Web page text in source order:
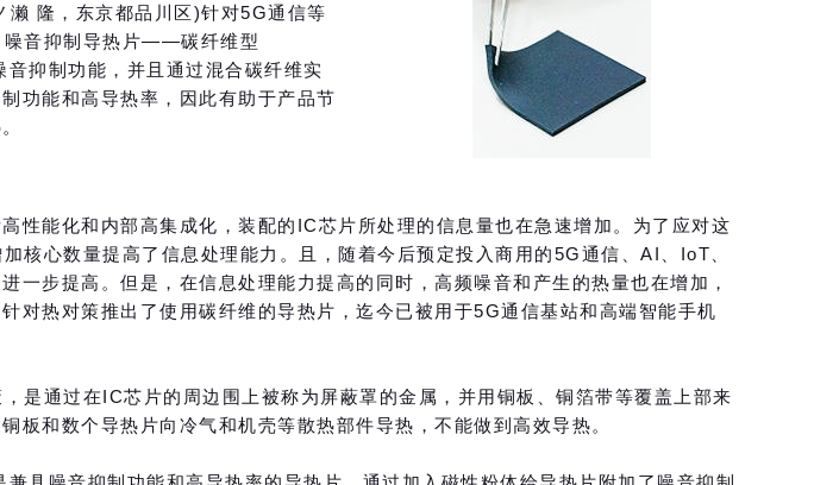
隆，东京都品川区)针对5G通信等
噪音抑制导热片——碳纤维型
抑制功能，并且通过混合碳纤维实
功能和高导热率，因此有助于产品节
性能化和内部高集成化，装配的IC芯片所处理的信息量也在急速增加。为了应对这
核心数量提高了信息处理能力。且，随着今后预定投入商用的5G通信、AI、IoT、
一步提高。但是，在信息处理能力提高的同时，高频噪音和产生的热量也在增加，
对热对策推出了使用碳纤维的导热片，迄今已被用于5G通信基站和高端智能手机
是通过在IC芯片的周边围上被称为屏蔽罩的金属，并用铜板、铜箔带等覆盖上部来
板和数个导热片向冷气和机壳等散热部件导热，不能做到高效导热。